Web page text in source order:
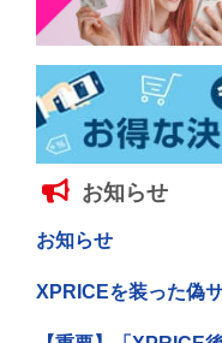
お知らせ
お知らせ
XPRICEを装った偽